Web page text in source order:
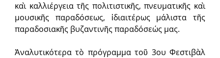
καὶ καλλιέργεια τῆς πολιτιστικῆς, πνευματικῆς καὶ
μουσικῆς παραδόσεως, ἰδιαιτέρως μάλιστα τῆς
παραδοσιακῆς βυζαντινῆς παραδόσεώς μας.
Ἀναλυτικότερα τὸ πρόγραμμα τοῦ 3ου Φεστιβὰλ